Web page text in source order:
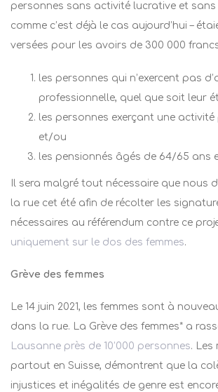
personnes sans activité lucrative et sans
comme c’est déjà le cas aujourd’hui –
versées pour les avoirs de 300 000
les personnes qui n’exercent pas
professionnelle, quel que soit leur
les personnes exerçant une
et/ou
les pensionnés âgés de 64/65 ans
Il sera malgré tout nécessaire que nous
la rue cet été afin de récolter les
nécessaires au référendum contre ce
uniquement sur le dos des femmes.
Grève des femmes
Le 14 juin 2021, les femmes sont à
dans la rue. La Grève des femmes* a
Lausanne près de 10’000 personnes. Les
partout en Suisse, démontrent que la
injustices et inégalités de genre est